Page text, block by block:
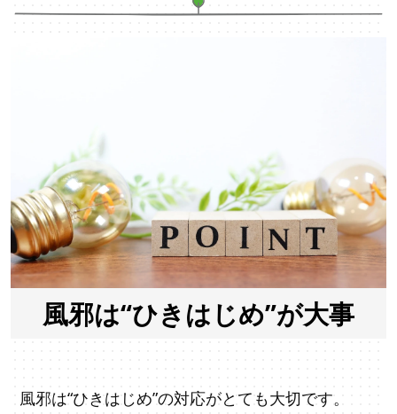
風邪は“ひきはじめ”が大事
風邪は“ひきはじめ”の対応がとても大切です。